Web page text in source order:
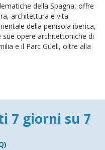
della Spagna, offre
architettura e vita
della penisola iberica,
opere architettoniche di
e il Parc Güell, oltre alla
7 giorni su 7